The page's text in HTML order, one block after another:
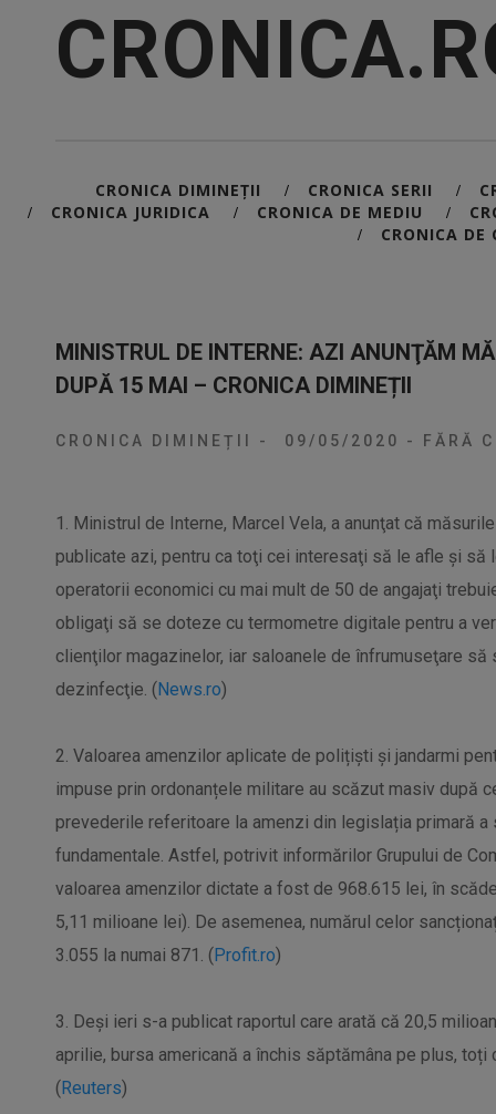
CRONICA DIMINEȚII / CRONICA SERII /
/ CRONICA JURIDICA / CRONICA DE MEDIU /
/ CRONICA DE
MINISTRUL DE INTERNE: AZI ANUNŢĂM
DUPĂ 15 MAI – CRONICA DIMINEȚII
CRONICA DIMINEȚII - 09/05/2020 - FĂRĂ
1. Ministrul de Interne, Marcel Vela, a anunţat că
publicate azi, pentru ca toţi cei interesaţi să le afle şi să
operatorii economici cu mai mult de 50 de angajaţi
obligaţi să se doteze cu termometre digitale pentru a
clienţilor magazinelor, iar saloanele de înfrumuseţare
dezinfecţie. (News.ro)
2. Valoarea amenzilor aplicate de polițiști și jandarmi
impuse prin ordonanțele militare au scăzut masiv după
prevederile referitoare la amenzi din legislația primară
fundamentale. Astfel, potrivit informărilor Grupului de
valoarea amenzilor dictate a fost de 968.615 lei, în
5,11 milioane lei). De asemenea, numărul celor
3.055 la numai 871. (Profit.ro)
3. Deși ieri s-a publicat raportul care arată că 20,5
aprilie, bursa americană a închis săptămâna pe plus,
(Reuters)